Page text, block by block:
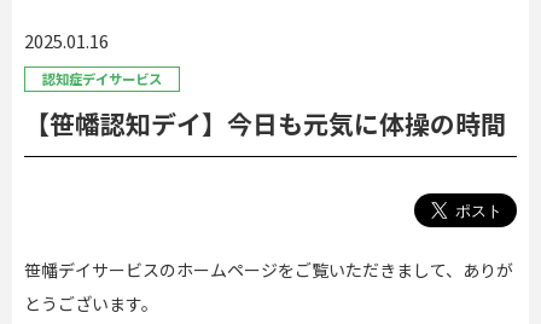
2025.01.16
認知症デイサービス
【笹幡認知デイ】今日も元気に体操の時間
笹幡デイサービスのホームページをご覧いただきまして、ありが
とうございます。